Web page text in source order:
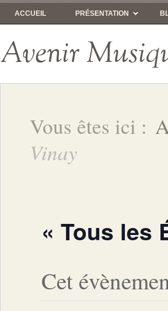
ACCUEIL PRÉSENTATION
Avenir
Vous êtes ici :
Vinay
« Tous les
Cet